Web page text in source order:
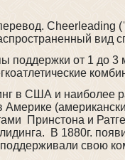
Cheerleading
вид
поддержки от 1 до
в США и наиболее
Америке
Принстона и
В 1880г.
свою